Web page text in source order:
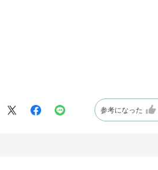
参考になった